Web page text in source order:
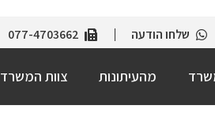
שלחו הודעה 077-4703662
מהעיתונות צוות המשרד